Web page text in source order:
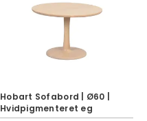
Hobart Sofabord | Ø60 |
Hvidpigmenteret eg